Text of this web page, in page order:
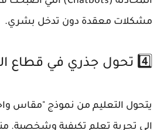
مشكلات معقدة دون تدخل بشري.
4️⃣ تحول جذري في قطاع التعليم
يتحول التعليم من نموذج "مقاس
إلى تجربة تعلم تكيفية وشخصية.